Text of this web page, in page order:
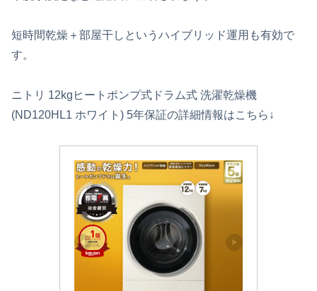
短時間乾燥＋部屋干しというハイブリッド運用も有効で
す。
ニトリ 12kgヒートポンプ式ドラム式 洗濯乾燥機
(ND120HL1 ホワイト) 5年保証の詳細情報はこちら↓